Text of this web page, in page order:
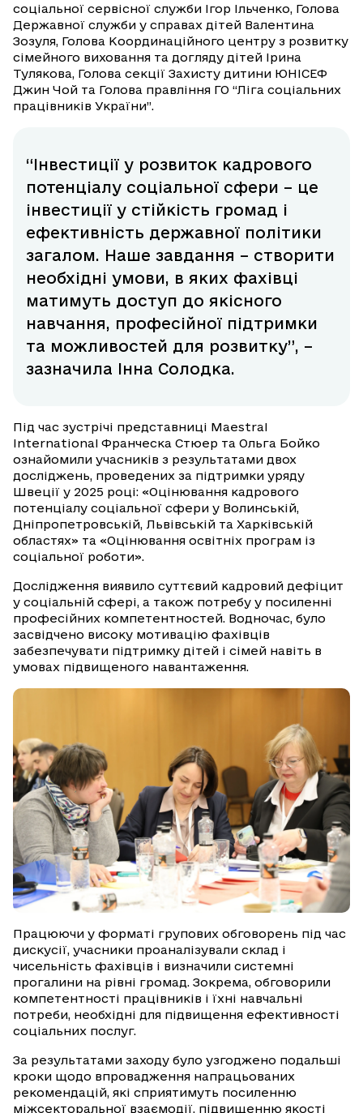
соціальної сервісної служби Ігор Ільченко, Голова
Державної служби у справах дітей Валентина
Зозуля, Голова Координаційного центру з розвитку
сімейного виховання та догляду дітей Ірина
Тулякова, Голова секції Захисту дитини ЮНІСЕФ
Джин Чой та Голова правління ГО “Ліга соціальних
працівників України”.
“Інвестиції у розвиток кадрового
потенціалу соціальної сфери – це
інвестиції у стійкість громад і
ефективність державної політики
загалом. Наше завдання – створити
необхідні умови, в яких фахівці
матимуть доступ до якісного
навчання, професійної підтримки
та можливостей для розвитку”, –
зазначила Інна Солодка.
Під час зустрічі представниці Maestral
International Франческа Стюер та Ольга Бойко
ознайомили учасників з результатами двох
досліджень, проведених за підтримки уряду
Швеції у 2025 році: «Оцінювання кадрового
потенціалу соціальної сфери у Волинській,
Дніпропетровській, Львівській та Харківській
областях» та «Оцінювання освітніх програм із
соціальної роботи».
Дослідження виявило суттєвий кадровий дефіцит
у соціальній сфері, а також потребу у посиленні
професійних компетентностей. Водночас, було
засвідчено високу мотивацію фахівців
забезпечувати підтримку дітей і сімей навіть в
умовах підвищеного навантаження.
Працюючи у форматі групових обговорень під час
дискусії, учасники проаналізували склад і
чисельність фахівців і визначили системні
прогалини на рівні громад. Зокрема, обговорили
компетентності працівників і їхні навчальні
потреби, необхідні для підвищення ефективності
соціальних послуг.
За результатами заходу було узгоджено подальші
кроки щодо впровадження напрацьованих
рекомендацій, які сприятимуть посиленню
міжсекторальної взаємодії, підвищенню якості